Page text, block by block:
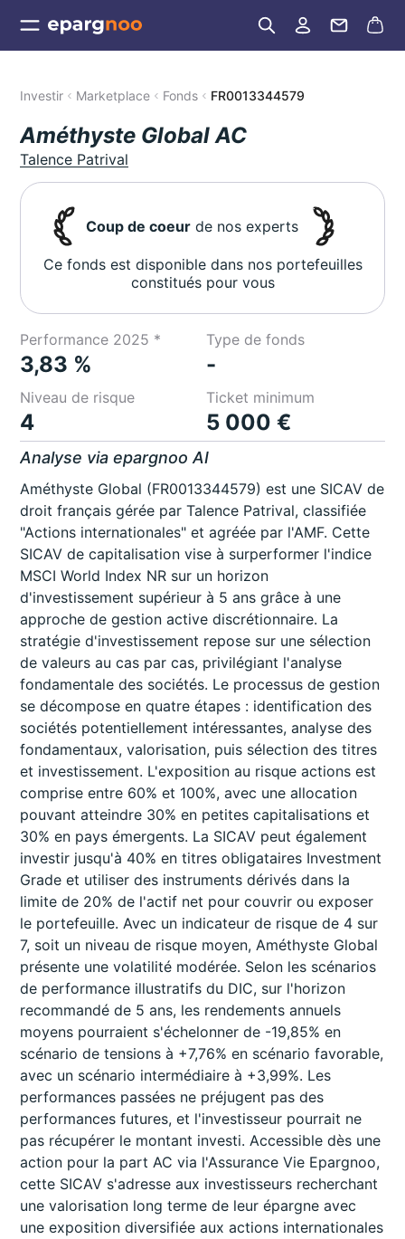
Investir Marketplace Fonds FR0013344579
Améthyste Global AC
Talence Patrival
Coup de coeur de nos experts
Ce fonds est disponible dans nos portefeuilles
constitués pour vous
Performance 2025 *
3,83 %
Type de fonds
-
Niveau de risque
4
Ticket minimum
5 000 €
Analyse via epargnoo AI
Améthyste Global (FR0013344579) est une SICAV de
droit français gérée par Talence Patrival, classifiée
"Actions internationales" et agréée par l'AMF. Cette
SICAV de capitalisation vise à surperformer l'indice
MSCI World Index NR sur un horizon
d'investissement supérieur à 5 ans grâce à une
approche de gestion active discrétionnaire. La
stratégie d'investissement repose sur une sélection
de valeurs au cas par cas, privilégiant l'analyse
fondamentale des sociétés. Le processus de gestion
se décompose en quatre étapes : identification des
sociétés potentiellement intéressantes, analyse des
fondamentaux, valorisation, puis sélection des titres
et investissement. L'exposition au risque actions est
comprise entre 60% et 100%, avec une allocation
pouvant atteindre 30% en petites capitalisations et
30% en pays émergents. La SICAV peut également
investir jusqu'à 40% en titres obligataires Investment
Grade et utiliser des instruments dérivés dans la
limite de 20% de l'actif net pour couvrir ou exposer
le portefeuille. Avec un indicateur de risque de 4 sur
7, soit un niveau de risque moyen, Améthyste Global
présente une volatilité modérée. Selon les scénarios
de performance illustratifs du DIC, sur l'horizon
recommandé de 5 ans, les rendements annuels
moyens pourraient s'échelonner de -19,85% en
scénario de tensions à +7,76% en scénario favorable,
avec un scénario intermédiaire à +3,99%. Les
performances passées ne préjugent pas des
performances futures, et l'investisseur pourrait ne
pas récupérer le montant investi. Accessible dès une
action pour la part AC via l'Assurance Vie Epargnoo,
cette SICAV s'adresse aux investisseurs recherchant
une valorisation long terme de leur épargne avec
une exposition diversifiée aux actions internationales